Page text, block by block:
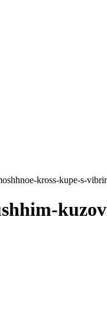
kross-kupe-s-